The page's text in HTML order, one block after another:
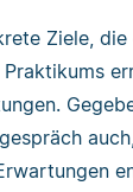
Ziele,